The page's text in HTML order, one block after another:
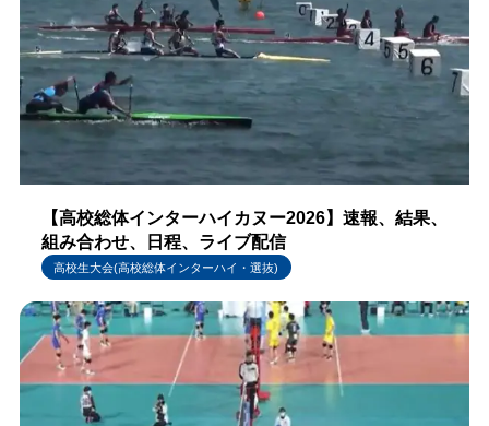
【高校総体インターハイカヌー2026】速報、結果、
組み合わせ、日程、ライブ配信
高校生大会(高校総体インターハイ・選抜)